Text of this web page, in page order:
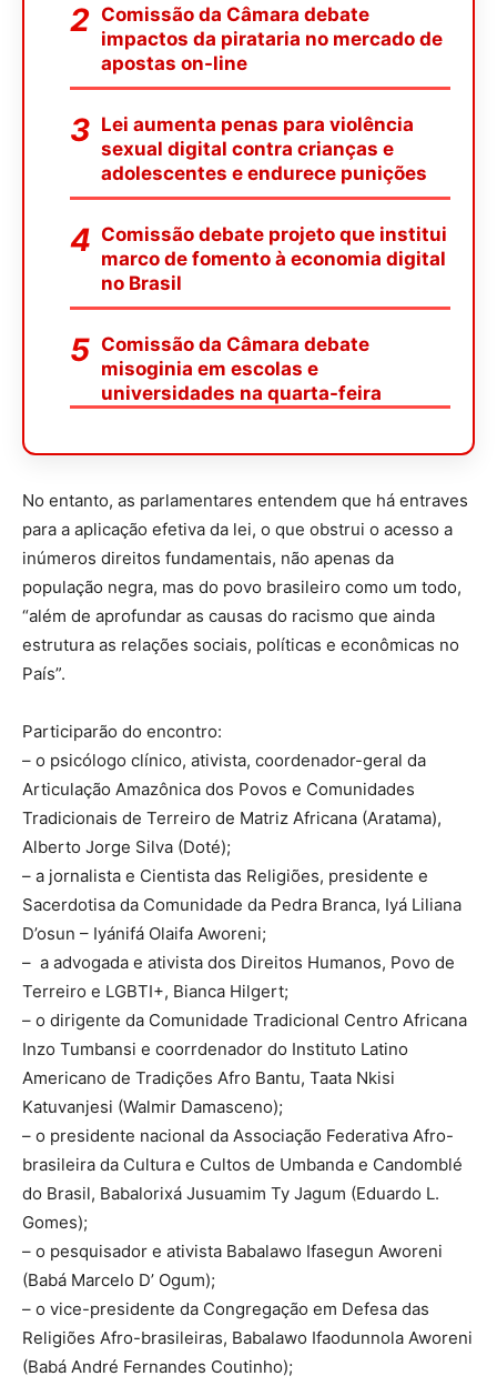
Comissão da Câmara debate
impactos da pirataria no mercado de
apostas on-line
Lei aumenta penas para violência
sexual digital contra crianças e
adolescentes e endurece punições
Comissão debate projeto que institui
marco de fomento à economia digital
no Brasil
Comissão da Câmara debate
misoginia em escolas e
universidades na quarta-feira
No entanto, as parlamentares entendem que há entraves
para a aplicação efetiva da lei, o que obstrui o acesso a
inúmeros direitos fundamentais, não apenas da
população negra, mas do povo brasileiro como um todo,
“além de aprofundar as causas do racismo que ainda
estrutura as relações sociais, políticas e econômicas no
País”.
Participarão do encontro:
– o psicólogo clínico, ativista, coordenador-geral da
Articulação Amazônica dos Povos e Comunidades
Tradicionais de Terreiro de Matriz Africana (Aratama),
Alberto Jorge Silva (Doté);
– a jornalista e Cientista das Religiões, presidente e
Sacerdotisa da Comunidade da Pedra Branca, Iyá Liliana
D’osun – Iyánifá Olaifa Aworeni;
– a advogada e ativista dos Direitos Humanos, Povo de
Terreiro e LGBTI+, Bianca Hilgert;
– o dirigente da Comunidade Tradicional Centro Africana
Inzo Tumbansi e coorrdenador do Instituto Latino
Americano de Tradições Afro Bantu, Taata Nkisi
Katuvanjesi (Walmir Damasceno);
– o presidente nacional da Associação Federativa Afro-
brasileira da Cultura e Cultos de Umbanda e Candomblé
do Brasil, Babalorixá Jusuamim Ty Jagum (Eduardo L.
Gomes);
– o pesquisador e ativista Babalawo Ifasegun Aworeni
(Babá Marcelo D’ Ogum);
– o vice-presidente da Congregação em Defesa das
Religiões Afro-brasileiras, Babalawo Ifaodunnola Aworeni
(Babá André Fernandes Coutinho);